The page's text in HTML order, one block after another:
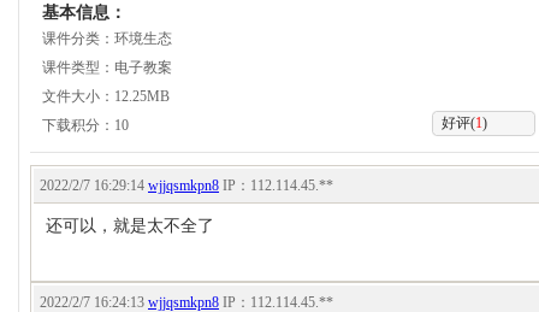
基本信息：
课件分类：环境生态
课件类型：电子教案
文件大小：12.25MB
好评(1)
下载积分：10
2022/2/7 16:29:14 wjjqsmkpn8 IP： 112.114.45.**
还可以，就是太不全了
2022/2/7 16:24:13 wjjqsmkpn8 IP： 112.114.45.**